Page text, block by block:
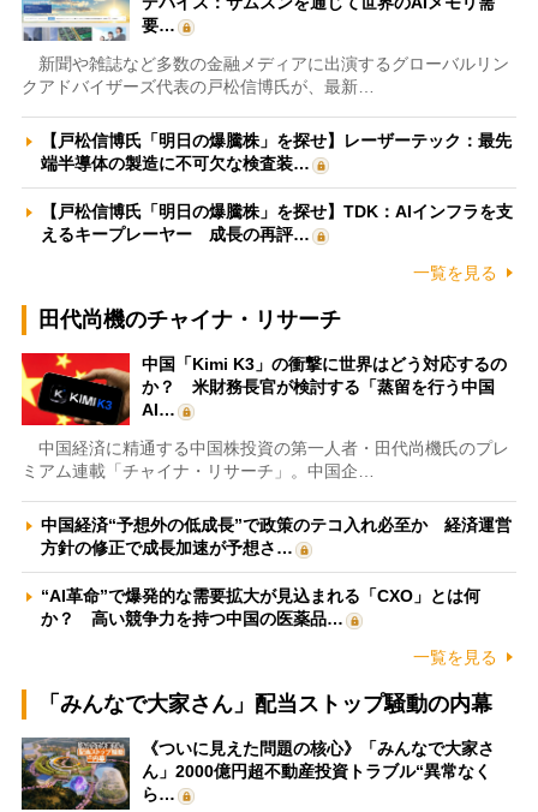
要…
新聞や雑誌など多数の金融メディアに出演するグローバルリン
クアドバイザーズ代表の戸松信博氏が、最新…
【戸松信博氏「明日の爆騰株」を探せ】レーザーテック：最先
端半導体の製造に不可欠な検査装…
【戸松信博氏「明日の爆騰株」を探せ】TDK：AIインフラを支
えるキープレーヤー 成長の再評…
一覧を見る
田代尚機のチャイナ・リサーチ
中国「Kimi K3」の衝撃に世界はどう対応するの
か？ 米財務長官が検討する「蒸留を行う中国
AI…
中国経済に精通する中国株投資の第一人者・田代尚機氏のプレ
ミアム連載「チャイナ・リサーチ」。中国企…
中国経済“予想外の低成長”で政策のテコ入れ必至か 経済運営
方針の修正で成長加速が予想さ…
“AI革命”で爆発的な需要拡大が見込まれる「CXO」とは何
か？ 高い競争力を持つ中国の医薬品…
一覧を見る
「みんなで大家さん」配当ストップ騒動の内幕
《ついに見えた問題の核心》「みんなで大家さ
ん」2000億円超不動産投資トラブル“異常なく
ら…